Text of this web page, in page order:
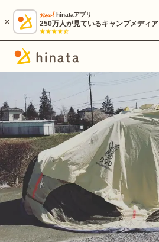
hinataアプリ
250万人が見ているキャンプメディア